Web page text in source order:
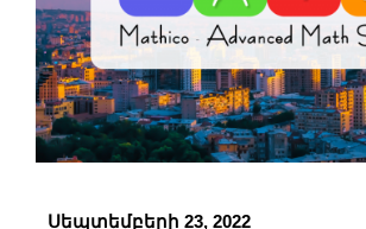
Սեպտեմբերի 23, 2022